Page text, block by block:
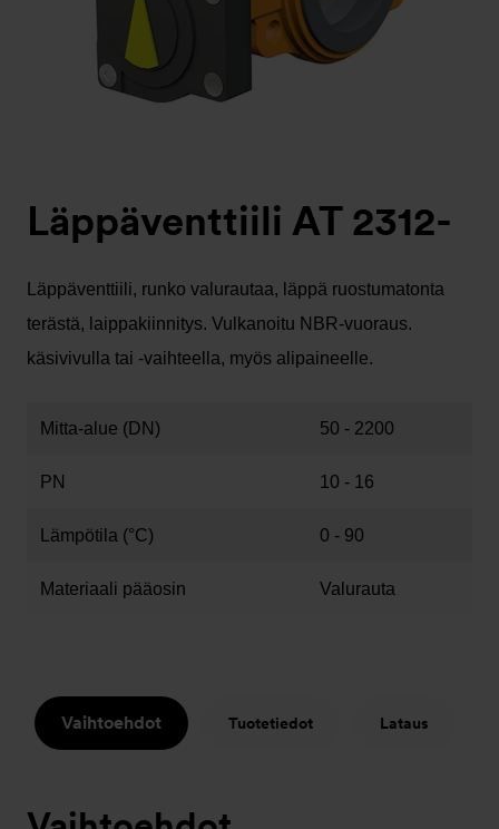
Läppäventtiili AT 2312-
Läppäventtiili, runko valurautaa, läppä ruostumatonta
terästä, laippakiinnitys. Vulkanoitu NBR-vuoraus.
käsivivulla tai -vaihteella, myös alipaineelle.
Mitta-alue (DN) 50 - 2200
PN 10 - 16
Lämpötila (°C) 0 - 90
Materiaali pääosin Valurauta
Vaihtoehdot Tuotetiedot Lataus